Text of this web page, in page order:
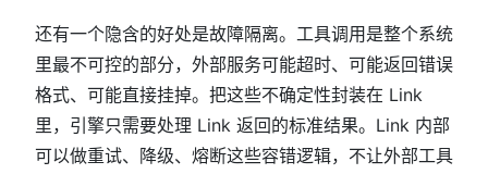
还有一个隐含的好处是故障隔离。工具调用是整个系统
里最不可控的部分，外部服务可能超时、可能返回错误
格式、可能直接挂掉。把这些不确定性封装在 Link
里，引擎只需要处理 Link 返回的标准结果。Link 内部
可以做重试、降级、熔断这些容错逻辑，不让外部工具